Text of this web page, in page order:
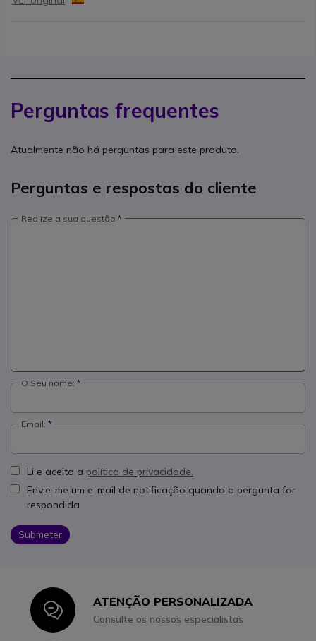
Perguntas frequentes
Atualmente não há perguntas para este produto.
Perguntas e respostas do cliente
Realize a sua questão
O Seu nome:
Email:
Li e aceito a política de privacidade.
Envie-me um e-mail de notificação quando a pergunta for
respondida
Submeter
IconATENÇÃO PERSONALIZADA
Consulte os nossos especialistas